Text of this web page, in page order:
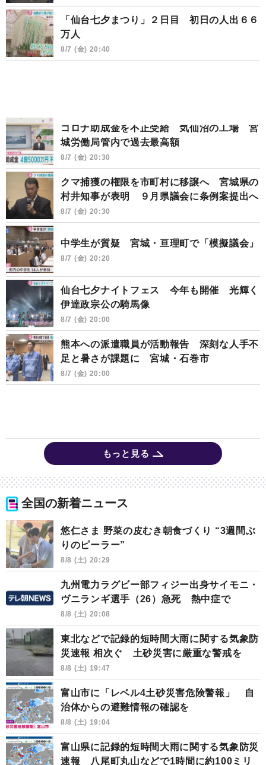
「仙台七夕まつり」２日目 初日の人出６６
万人
8/7 (金) 20:40
コロナ助成金を不正受給 気仙沼の工場 宮
城労働局管内で過去最高額
8/7 (金) 20:30
クマ捕獲の権限を市町村に移譲へ 宮城県の
村井知事が表明 ９月県議会に条例案提出へ
8/7 (金) 20:30
中学生が質疑 宮城・亘理町で「模擬議会」
8/7 (金) 20:20
仙台七夕ナイトフェス 今年も開催 光輝く
伊達政宗公の騎馬像
8/7 (金) 20:00
熊本への派遣職員が活動報告 深刻な人手不
足と暑さが課題に 宮城・石巻市
8/7 (金) 20:00
もっと見る
全国の新着ニュース
悠仁さま 野菜の皮むき朝食づくり “3週間ぶ
りのピーラー”
8/8 (土) 20:29
九州電力ラグビー部フィジー出身サイモニ・
ヴニランギ選手（26）急死 熱中症で
8/8 (土) 20:08
東北などで記録的短時間大雨に関する気象防
災速報 相次ぐ 土砂災害に厳重な警戒を
8/8 (土) 19:47
富山市に「レベル4土砂災害危険警報」 自
治体からの避難情報の確認を
8/8 (土) 19:04
富山県に記録的短時間大雨に関する気象防災
速報 八尾町丸山などで1時間に約100ミリ